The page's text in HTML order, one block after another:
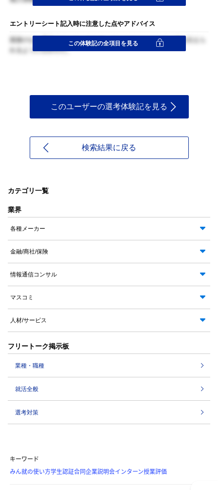
エントリーシート記入時に注意した点やアドバイス
面接のない選考フローだったため、エントリーシートで人柄を伝えら
れるように心がけた。
この体験記の全項目を見る
このユーザーの選考体験記を見る
検索結果に戻る
カテゴリ一覧
業界
各種メーカー
金融/商社/保険
情報通信コンサル
マスコミ
人材/サービス
フリートーク掲示板
業種・職種
就活全般
選考対策
キーワード
みん就の使い方学生認証合同企業説明会インターン授業評価